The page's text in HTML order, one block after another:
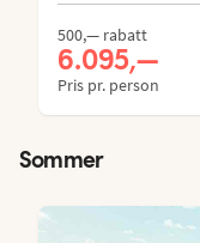
500,— rabatt
6.095,—
Pris pr. person
Sommer